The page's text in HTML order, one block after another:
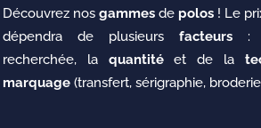
Découvrez nos gammesde polos! Le
dépendra de plusieurs facteurs:
recherchée, la quantitéet de la
marquage(transfert, sérigraphie,